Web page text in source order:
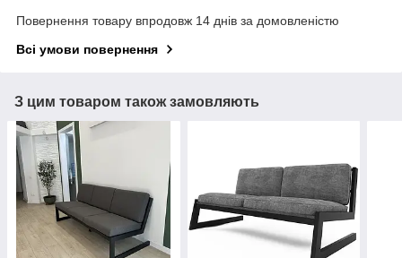
Повернення товару впродовж 14 днів за домовленістю
Всі умови повернення
З цим товаром також замовляють